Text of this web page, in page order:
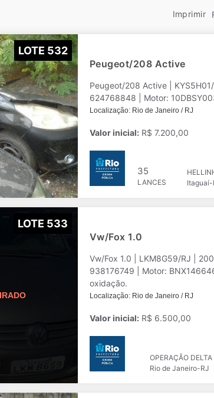
Imprimir
LOTE 532
Peugeot/208 Active
Peugeot/208 Active |
624768848 | Motor:
Localização: Rio de Janeiro / RJ
Valor inicial: R$ 7.200,00
35
LANCES
Itaguaí-
LOTE 533
Vw/Fox 1.0
Vw/Fox 1.0 | LKM8G59/RJ |
938176749 | Motor: BNX146646 |
oxidação.
Localização: Rio de Janeiro / RJ
Valor inicial: R$ 6.500,00
OPERAÇÃO DELTA
Rio de Janeiro-RJ